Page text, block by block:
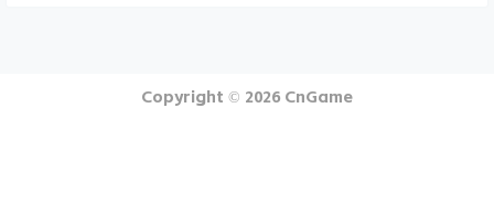
Copyright © 2026 CnGame